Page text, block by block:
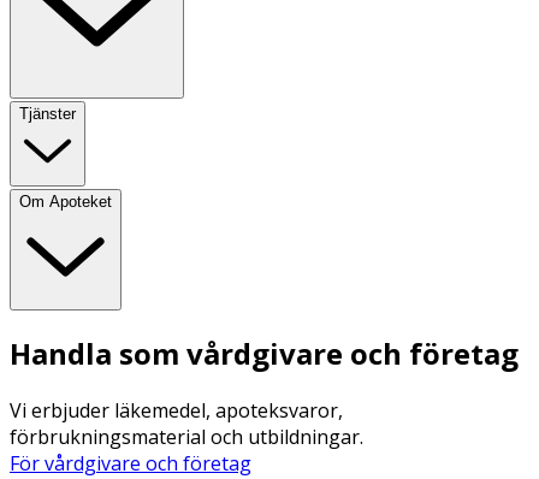
Tjänster
Om Apoteket
Handla som vårdgivare och företag
Vi erbjuder läkemedel, apoteksvaror,
förbrukningsmaterial och utbildningar.
För vårdgivare och företag